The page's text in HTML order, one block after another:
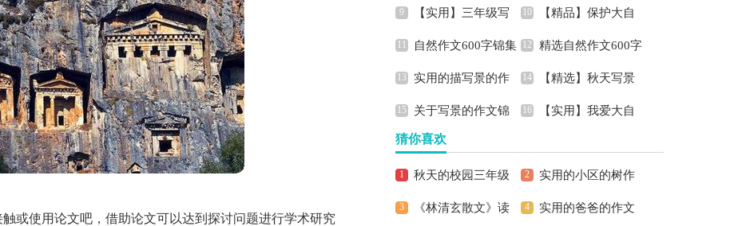
或使用论文吧，借助论文可以达到探讨问题进行学术研究
文汇编六篇 篇
【实用】三年级写
景作文4篇
【精品】保护大自
然的作文合集8篇
自然作文600字锦集
九篇
精选自然作文600字
合集9篇
实用的描写景的作
文5篇
【精选】秋天写景
的作文300字锦集9篇
关于写景的作文锦
集7篇
【实用】我爱大自
猜你喜欢
秋天的校园三年级
作文
实用的小区的树作
文合集五篇
《林清玄散文》读 实用的爸爸的作文